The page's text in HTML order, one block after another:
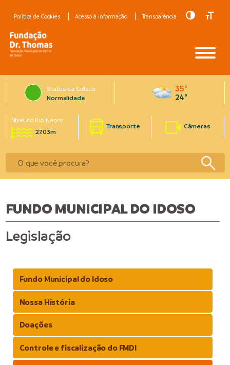
Política de Cookies Acesso à informação Transparência Toggle
Status da Cidade
Normalidade
35°
24°
Nível do Rio Negro
27.03m
Transporte Câmeras
FUNDO MUNICIPAL DO IDOSO
Legislação
Fundo Municipal do Idoso
Nossa História
Doações
Controle e fiscalização do FMDI